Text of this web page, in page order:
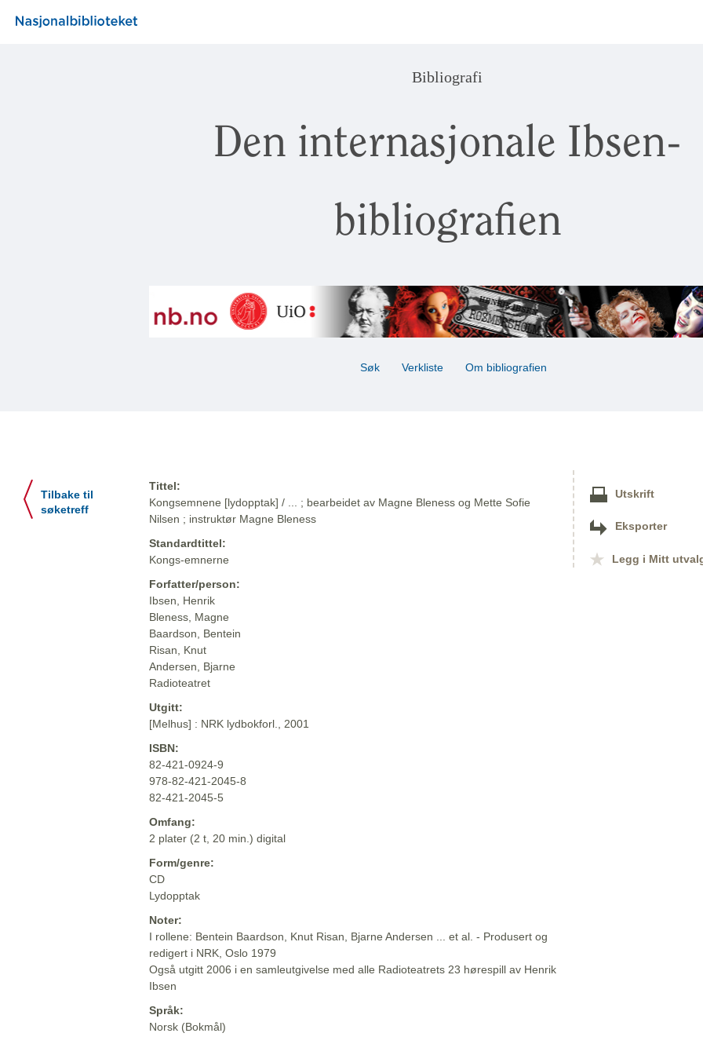
Bibliografi
Den internasjonale Ibsen-
bibliografien
Søk Verkliste Om bibliografien
Tilbake til
søketreff
Tittel:
Kongsemnene [lydopptak] / ... ; bearbeidet av Magne Bleness og Mette Sofie
Nilsen ; instruktør Magne Bleness
Standardtittel:
Kongs-emnerne
Forfatter/person:
Ibsen, Henrik
Bleness, Magne
Baardson, Bentein
Risan, Knut
Andersen, Bjarne
Radioteatret
Utgitt:
[Melhus] : NRK lydbokforl., 2001
ISBN:
82-421-0924-9
978-82-421-2045-8
82-421-2045-5
Omfang:
2 plater (2 t, 20 min.) digital
Form/genre:
CD
Lydopptak
Noter:
I rollene: Bentein Baardson, Knut Risan, Bjarne Andersen ... et al. - Produsert og
redigert i NRK, Oslo 1979
Også utgitt 2006 i en samleutgivelse med alle Radioteatrets 23 hørespill av Henrik
Ibsen
Språk:
Norsk (Bokmål)
Utskrift
Eksporter
Legg i Mitt